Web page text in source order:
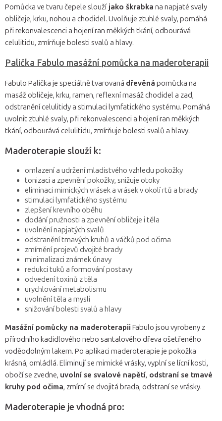
Pomůcka ve tvaru čepele sloužíjako škrabka na napjaté svaly
obličeje, krku, nohou a chodidel. Uvolňuje ztuhlé svaly, pomáhá
při rekonvalescenci a hojení ran měkkých tkání, odbourává
celulitidu, zmírňuje bolesti svalů a hlavy.
Palička Fabulo masážní pomůcka na maderoterapii
Fabulo Palička je speciálně tvarovaná dřevěná pomůcka na
masáž obličeje, krku, ramen, reflexní masáž chodidel a zad,
odstranění celulitidy a stimulaci lymfatického systému. Pomáhá
uvolnit ztuhlé svaly, při rekonvalescenci a hojení ran měkkých
tkání, odbourává celulitidu, zmírňuje bolesti svalů a hlavy.
Maderoterapie slouží k:
omlazení a udržení mladistvého vzhledu pokožky
tonizaci a zpevnění pokožky, snižuje otoky
eliminaci mimických vrásek a vrásek v okolí rtů a brady
stimulaci lymfatického systému
zlepšení krevního oběhu
dodání pružnosti a zpevnění obličeje i těla
uvolnění napjatých svalů
odstranění tmavých kruhů a váčků pod očima
zmírnění projevů dvojité brady
minimalizaci známek únavy
redukci tuků a formování postavy
odvedení toxinů z těla
urychlování metabolismu
uvolnění těla a mysli
snižování bolesti svalů a hlavy
Masážní pomůcky na maderoterapii Fabulo jsou vyrobeny z
přírodního kadidlového nebo santalového dřeva ošetřeného
voděodolným lakem. Po aplikaci maderoterapie je pokožka
krásná, omládlá. Eliminují se mimické vrásky, vyplní se lícní kosti,
obočí se zvedne, uvolní se svalové napětí, odstraní se tmavé
kruhy pod očima, zmírní se dvojitá brada, odstraní se vrásky.
Maderoterapie je vhodná pro: